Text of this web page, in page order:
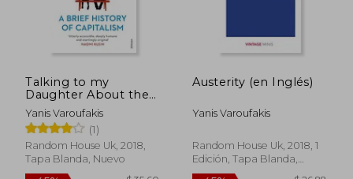
45% $ 39.38
Talking to my
Daughter About the
Economy: A Brief
History of Capitalism
(en Inglés)
Yanis Varoufakis
(1)
Random House Uk, 2018,
Tapa Blanda, Nuevo
Austerity (en Inglés)
Yanis Varoufakis
Random House Uk, 2018, 1
Edición, Tapa Blanda,
Nuevo